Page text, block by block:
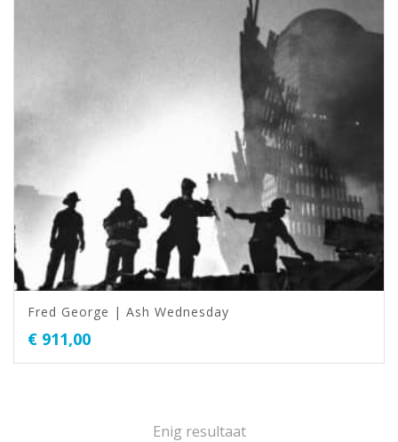
Fred George | Ash Wednesday
€ 911,00
Enig resultaat